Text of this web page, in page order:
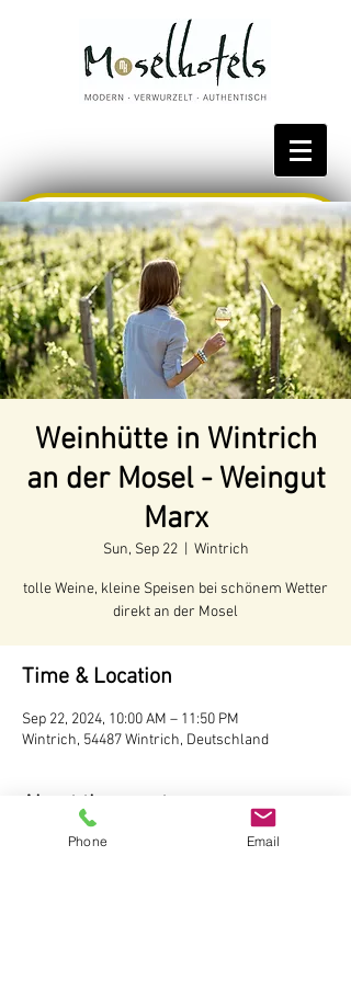
Bestpreis reservieren
Weinhütte in Wintrich
an der Mosel - Weingut
Marx
Sun, Sep 22
  |
Wintrich
tolle Weine, kleine Speisen bei schönem Wetter
direkt an der Mosel
Time & Location
Sep 22, 2024, 10:00 AM – 11:50 PM
Wintrich, 54487 Wintrich, Deutschland
About the event
Voraussichtliche Öffnungszeiten:
Phone Email